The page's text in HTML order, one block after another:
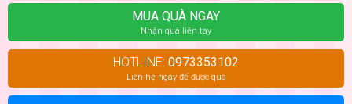
MUA QUÀ NGAY
Nhận quà liền tay
HOTLINE: 0973353102
Liên hệ ngay để được quà